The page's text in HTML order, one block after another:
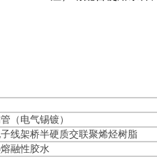
（电气锡镀）
线架桥半硬质交联聚烯烃树脂
融性胶水